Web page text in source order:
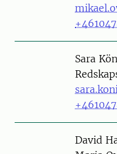
PersonSara
PersonDavid